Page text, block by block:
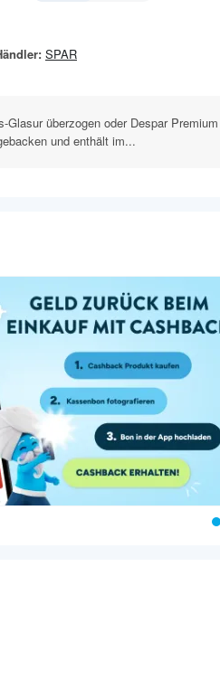
SPAR
Glasur überzogen oder Despar Premium
und enthält im...